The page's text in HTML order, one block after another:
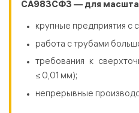
СА983СФ3 — для
крупные предприятия с
работа с трубами
требования к
≤ 0,01 мм);
непрерывные